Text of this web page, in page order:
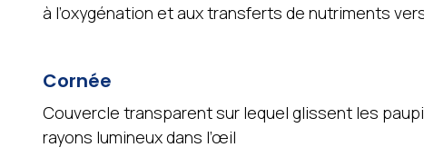
à l’oxygénation et aux transferts de nutriments
Cornée
Couvercle transparent sur lequel glissent les
rayons lumineux dans l’œil